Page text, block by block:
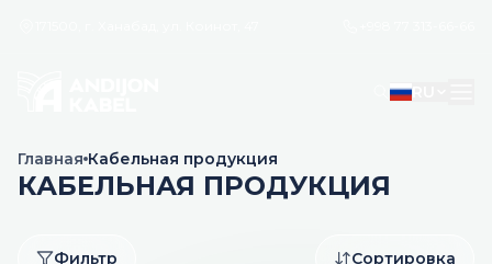
Главная Кабельная продукция
КАБЕЛЬНАЯ ПРОДУКЦИЯ
Фильтр Сортировка